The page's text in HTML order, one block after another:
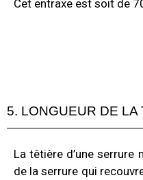
Cet entraxe est soit de
5. LONGUEUR DE LA
La têtière d’une
de la serrure qui